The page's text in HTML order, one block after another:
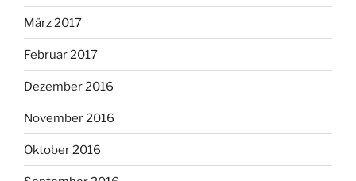
März 2017
Februar 2017
Dezember 2016
November 2016
Oktober 2016